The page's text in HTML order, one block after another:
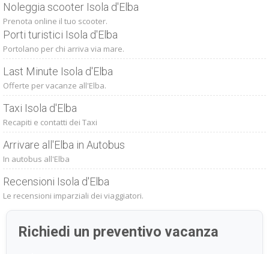
Noleggia scooter Isola d'Elba
Prenota online il tuo scooter.
Porti turistici Isola d'Elba
Portolano per chi arriva via mare.
Last Minute Isola d'Elba
Offerte per vacanze all'Elba.
Taxi Isola d'Elba
Recapiti e contatti dei Taxi
Arrivare all'Elba in Autobus
In autobus all'Elba
Recensioni Isola d'Elba
Le recensioni imparziali dei viaggiatori.
Richiedi un preventivo vacanza